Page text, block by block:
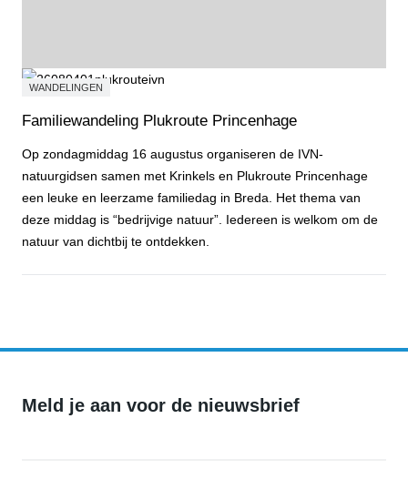
WANDELINGEN
Familiewandeling Plukroute Princenhage
Op zondagmiddag 16 augustus organiseren de IVN-
natuurgidsen samen met Krinkels en Plukroute Princenhage
een leuke en leerzame familiedag in Breda. Het thema van
deze middag is “bedrijvige natuur”. Iedereen is welkom om de
natuur van dichtbij te ontdekken.
Meld je aan voor de nieuwsbrief